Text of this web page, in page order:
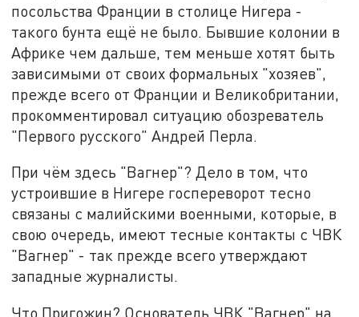
посольства Франции в столице Нигера -
такого бунта ещё не было. Бывшие колонии в
Африке чем дальше, тем меньше хотят быть
зависимыми от своих формальных "хозяев",
прежде всего от Франции и Великобритании,
прокомментировал ситуацию обозреватель
"Первого русского" Андрей Перла.
При чём здесь "Вагнер"? Дело в том, что
устроившие в Нигере госпереворот тесно
связаны с малийскими военными, которые, в
свою очередь, имеют тесные контакты с ЧВК
"Вагнер" - так прежде всего утверждают
западные журналисты.
Что Пригожин? Основатель ЧВК "Вагнер" на